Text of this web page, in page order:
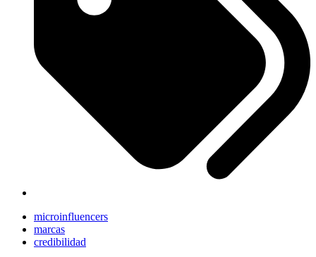
microinfluencers
marcas
credibilidad